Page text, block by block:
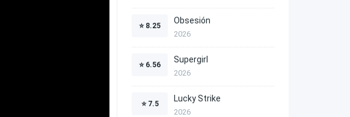
⭐ 8.25
Obsesión
2026
⭐ 6.56
Supergirl
2026
⭐ 7.5
Lucky Strike
2026